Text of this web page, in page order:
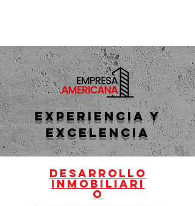
EXPERIENCIA Y
EXCELENCIA
desarrollo
inmoBiliari
o